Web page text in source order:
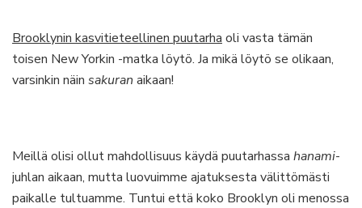
Brooklynin kasvitieteellinen puutarha oli vasta tämän
toisen New Yorkin -matka löytö. Ja mikä löytö se olikaan,
varsinkin näin sakuran aikaan!
Meillä olisi ollut mahdollisuus käydä puutarhassa hanami-
juhlan aikaan, mutta luovuimme ajatuksesta välittömästi
paikalle tultuamme. Tuntui että koko Brooklyn oli menossa